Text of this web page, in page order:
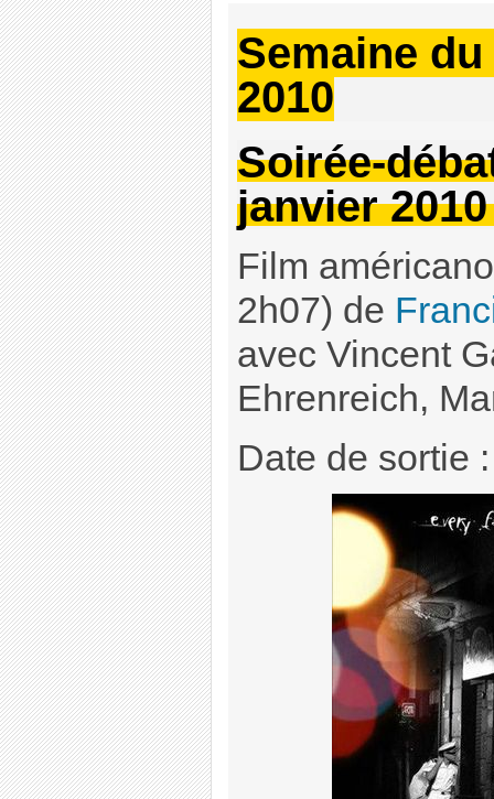
Semaine
2010
Soirée-
janvier
Film
2h07) de
avec Vincent
Ehrenreich,
Date de sortie